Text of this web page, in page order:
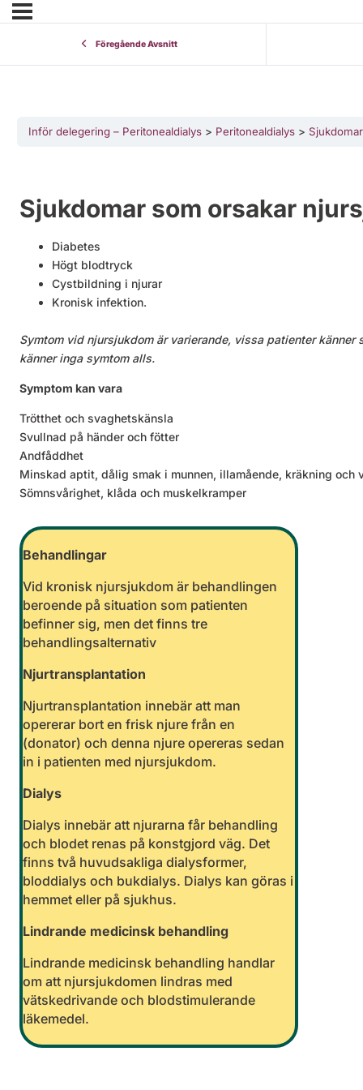
Föregående Avsnitt
Inför delegering – Peritonealdialys Peritonealdialys
Sjukdomar som orsakar
Diabetes
Högt blodtryck
Cystbildning i njurar
Kronisk infektion.
Symtom vid njursjukdom är varierande, vissa patienter känner
känner inga symtom alls.
Symptom kan vara
Trötthet och svaghetskänsla
Svullnad på händer och fötter
Andfåddhet
Minskad aptit, dålig smak i munnen, illamående, kräkning och
Sömnsvårighet, klåda och muskelkramper
Behandlingar
Vid kronisk njursjukdom är behandlingen
beroende på situation som patienten
befinner sig, men det finns tre
behandlingsalternativ
Njurtransplantation
Njurtransplantation innebär att man
opererar bort en frisk njure från en
(donator) och denna njure opereras sedan
in i patienten med njursjukdom.
Dialys
Dialys innebär att njurarna får behandling
och blodet renas på konstgjord väg. Det
finns två huvudsakliga dialysformer,
bloddialys och bukdialys. Dialys kan göras i
hemmet eller på sjukhus.
Lindrande medicinsk behandling
Lindrande medicinsk behandling handlar
om att njursjukdomen lindras med
vätskedrivande och blodstimulerande
läkemedel.